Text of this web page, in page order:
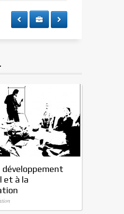
développement
et à la